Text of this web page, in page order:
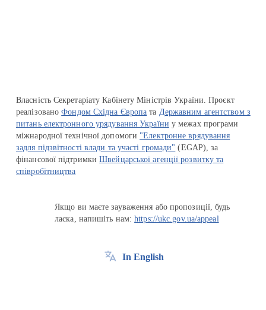
Власність Секретаріату Кабінету Міністрів України. Проєкт
реалізованоФондом Східна Європа та Державним агентством з
питань електронного урядування України у межах програми
міжнародної технічної допомоги "Електронне врядування
задля підзвітності влади та участі громади" (EGAP), за
фінансової підтримкиШвейцарської агенції розвитку та
співробітництва
Якщо ви маєте зауваження або пропозиції, будь
ласка, напишіть нам:https://ukc.gov.ua/appeal
In English